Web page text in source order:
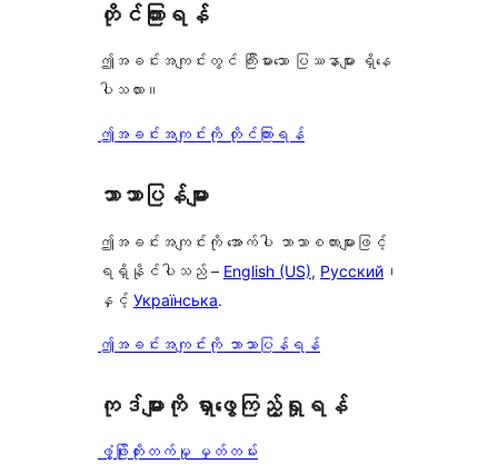
တိုင်ကြားရန်
ဤအခင်းအကျင်းတွင် ကြီးမားသော ပြဿနာများ ရှိနေ
ပါသလား။
ဤအခင်းအကျင်းကို တိုင်ကြားရန်
ဘာသာပြန်များ
ဤအခင်းအကျင်းကို အောက်ပါ ဘာသာစကားများဖြင့်
ရရှိနိုင်ပါသည် – English (US), Русский ၊
နှင့် Українська.
ဤအခင်းအကျင်းကို ဘာသာပြန်ရန်
ကုဒ်များကို ရှာဖွေကြည့်ရှုရန်
ဖွံ့ဖြိုးတိုးတက်မှု မှတ်တမ်း